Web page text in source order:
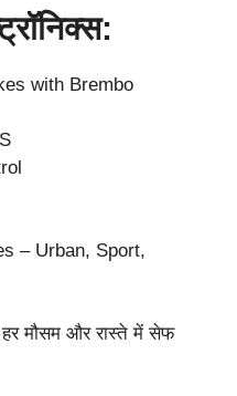
with Brembo
– Urban, Sport,
मौसम और रास्ते में सेफ